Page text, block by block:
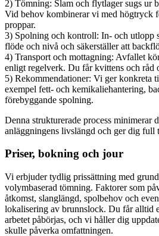
2) Tömning: Slam och flytlager sugs ur
Vid behov kombinerar vi med högtryck
proppar.
3) Spolning och kontroll: In- och utlopp
flöde och nivå och säkerställer att
4) Transport och mottagning: Avfallet
enligt regelverk. Du får kvittens och råd
5) Rekommendationer: Vi ger konkreta
exempel fett- och kemikaliehantering,
förebyggande spolning.
Denna strukturerade process minimerar
anläggningens livslängd och ger dig full
Priser, bokning och jour
Vi erbjuder tydlig prissättning med
volymbaserad tömning. Faktorer som
åtkomst, slanglängd, spolbehov och
lokalisering av brunnslock. Du får alltid
arbetet påbörjas, och vi håller dig
skulle påverka omfattningen.